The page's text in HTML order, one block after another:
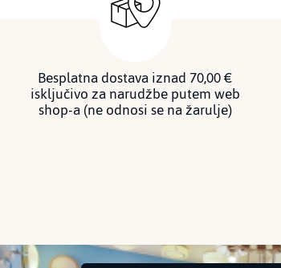
Besplatna dostava iznad 70,00 €
isključivo za narudžbe putem web
shop-a (ne odnosi se na žarulje)